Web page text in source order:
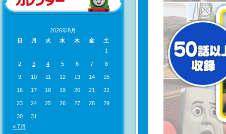
2026年8月
日
月 火 水 木 金
土
1
2 3 4 5 6 7 8
9 10 11 12 13 14 15
16 17 18 19 20 21 22
23 24 25 26 27 28 29
30
31
« 7月